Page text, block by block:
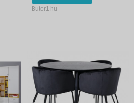
Butor1.hu